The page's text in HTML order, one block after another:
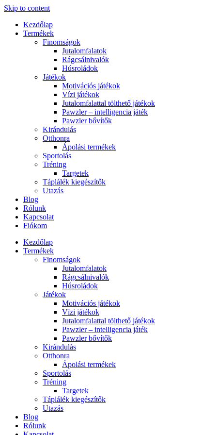
Skip to content
Kezdőlap
Termékek
Finomságok
Jutalomfalatok
Rágcsálnivalók
Húsroládok
Játékok
Motivációs játékok
Vízi játékok
Jutalomfalattal tölthető játékok
Pawzler – intelligencia játék
Pawzler bővítők
Kirándulás
Otthonra
Ápolási termékek
Sportolás
Tréning
Targetek
Táplálék kiegészítők
Utazás
Blog
Rólunk
Kapcsolat
Fiókom
Kezdőlap
Termékek
Finomságok
Jutalomfalatok
Rágcsálnivalók
Húsroládok
Játékok
Motivációs játékok
Vízi játékok
Jutalomfalattal tölthető játékok
Pawzler – intelligencia játék
Pawzler bővítők
Kirándulás
Otthonra
Ápolási termékek
Sportolás
Tréning
Targetek
Táplálék kiegészítők
Utazás
Blog
Rólunk